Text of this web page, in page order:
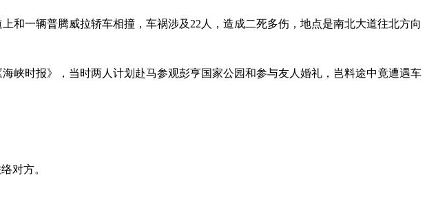
和一辆普腾威拉轿车相撞，车祸涉及22人，造成二死多伤，地点是南北大道往北方向
峡时报》，当时两人计划赴马参观彭亨国家公园和参与友人婚礼，岂料途中竟遭遇车
对方。